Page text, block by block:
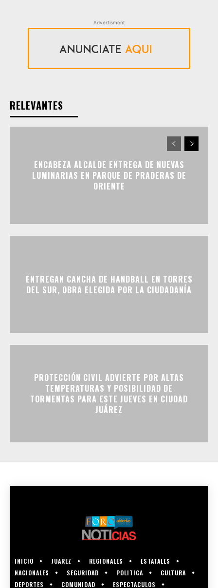
Advertisment
RELEVANTES
ENCABEZA ALCALDE ENTREGA DE NUEVAS
LUMINARIAS EN PARQUE DE PRADERAS DE
ORIENTE
ENTREGAN CANCHA DE HANDBALL EN TORRES
DEL SUR, OBRA ELEGIDA POR LA CIUDADANÍA
PROTECCIÓN CIVIL ADVIERTE POR ALTAS
TEMPERATURAS Y POSIBILIDAD DE
TORMENTAS PARA ESTE JUEVES EN CIUDAD
JUÁREZ
INICIO JUAREZ REGIONALES
ESTATALES
NACIONALES
SEGURIDAD POLITICA
CULTURA
DEPORTES
COMUNIDAD ESPECTACULOS